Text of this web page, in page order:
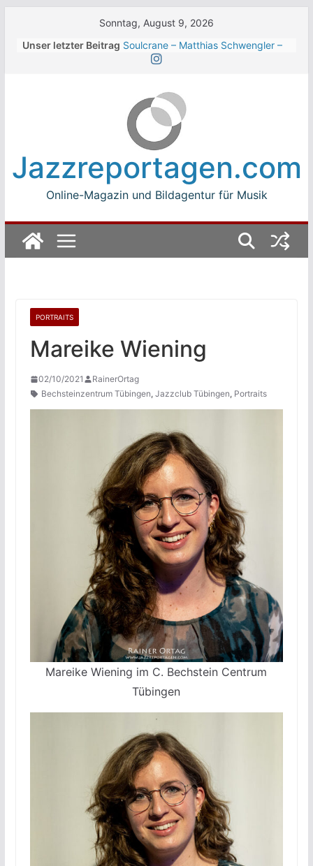
Sonntag, August 9, 2026
Unser letzter Beitrag Soulcrane – Matthias Schwengler –
Walter Trout Band beim Winterbach
Zeltspektakel 2026
The Cinelli Brothers beim
Winterbach Zeltspektakel 2026
Jean-Michel Jarre bei den jazz open
Modena auf der Piazza Roma 2026
Jazzreportagen.com
Online-Magazin und Bildagentur für Musik
PORTRAITS
Mareike Wiening
02/10/2021
RainerOrtag
Bechsteinzentrum Tübingen, Jazzclub Tübingen, Portraits
Mareike Wiening im C. Bechstein Centrum
Tübingen